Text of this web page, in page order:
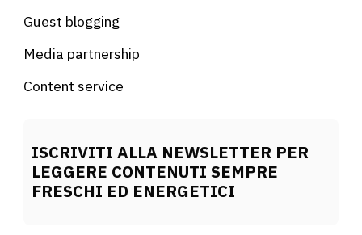
Guest blogging
Media partnership
Content service
ISCRIVITI ALLA NEWSLETTER PER
LEGGERE CONTENUTI SEMPRE
FRESCHI ED ENERGETICI